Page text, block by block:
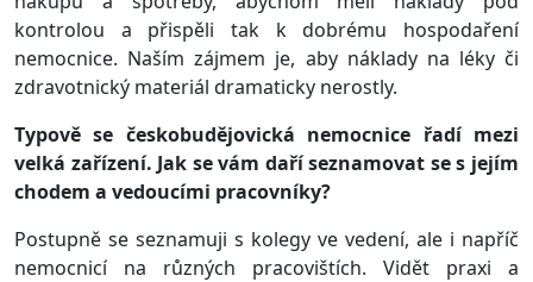
kontrolou a přispěli tak k dobrému hospodaření
nemocnice. Naším zájmem je, aby náklady na léky či
zdravotnický materiál dramaticky nerostly.
Typově se českobudějovická nemocnice řadí mezi
velká zařízení. Jak se vám daří seznamovat se s jejím
chodem a vedoucími pracovníky?
Postupně se seznamuji s kolegy ve vedení, ale i napříč
nemocnicí na různých pracovištích. Vidět praxi a